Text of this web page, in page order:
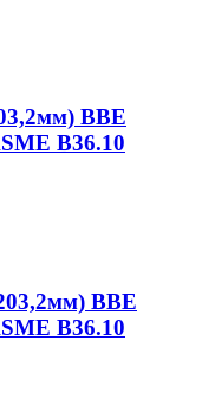
BBE
B36.10
BBE
B36.10